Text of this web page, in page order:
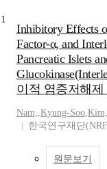
1
Inhibitory Effects
Factor-α, and
Pancreatic Islets
이적 염증저해제
Nam,,Kyung-Soo,Kim,
한국연구재단
원문보기